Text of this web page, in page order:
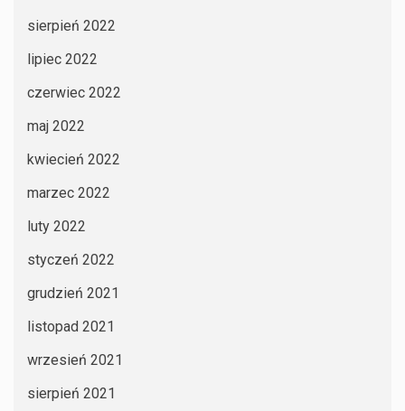
sierpień 2022
lipiec 2022
czerwiec 2022
maj 2022
kwiecień 2022
marzec 2022
luty 2022
styczeń 2022
grudzień 2021
listopad 2021
wrzesień 2021
sierpień 2021